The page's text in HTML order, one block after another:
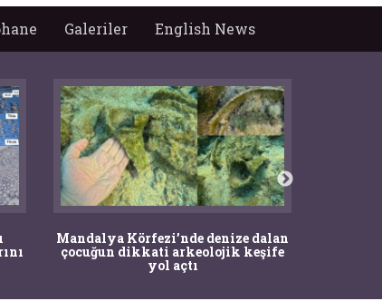
Galeriler English News
Mandalya Körfezi’nde denize dalan
çocuğun dikkati arkeolojik keşife
yol açtı